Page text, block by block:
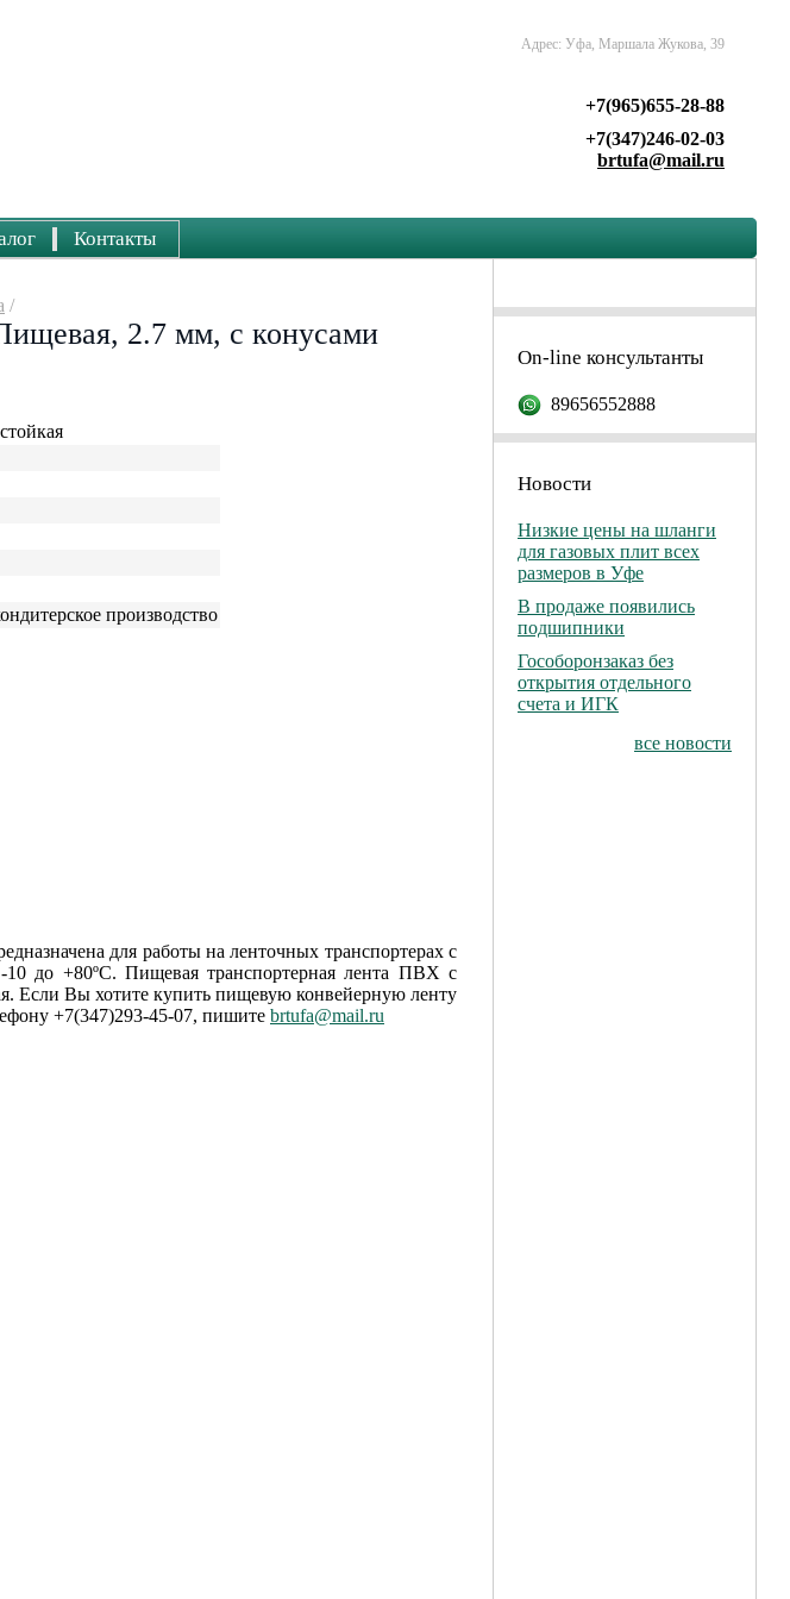
Адрес: Уфа, Маршала Жукова, 39
+7(965)655-28-88
+7(347)246-02-03
brtufa@mail.ru
Контакты
/
2.7 мм, с конусами
производство
для работы на ленточных транспортерах с
до +80ºС. Пищевая транспортерная лента ПВХ с
Если Вы хотите купить пищевую конвейерную ленту
+7(347)293-45-07, пишите brtufa@mail.ru
On-line консультанты
89656552888
Новости
Низкие цены на шланги
для газовых плит всех
размеров в Уфе
В продаже появились
подшипники
Гособоронзаказ без
открытия отдельного
счета и ИГК
все новости